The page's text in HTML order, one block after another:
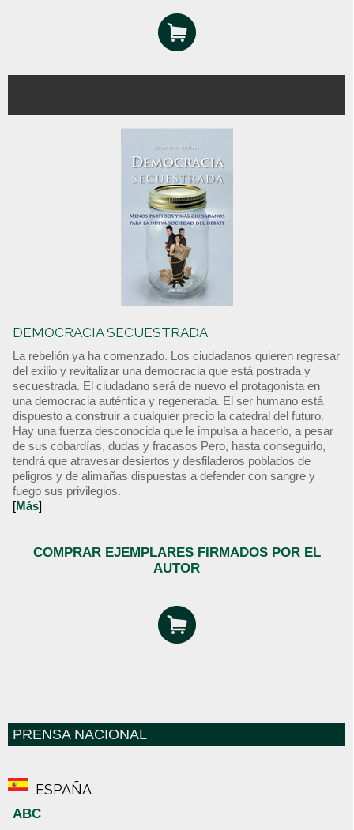
DEMOCRACIA SECUESTRADA
La rebelión ya ha comenzado. Los ciudadanos quieren regresar
del exilio y revitalizar una democracia que está postrada y
secuestrada. El ciudadano será de nuevo el protagonista en
una democracia auténtica y regenerada. El ser humano está
dispuesto a construir a cualquier precio la catedral del futuro.
Hay una fuerza desconocida que le impulsa a hacerlo, a pesar
de sus cobardías, dudas y fracasos Pero, hasta conseguirlo,
tendrá que atravesar desiertos y desfiladeros poblados de
peligros y de alimañas dispuestas a defender con sangre y
fuego sus privilegios.
[Más]
COMPRAR EJEMPLARES FIRMADOS POR EL
AUTOR
PRENSA NACIONAL
ESPAÑA
ABC